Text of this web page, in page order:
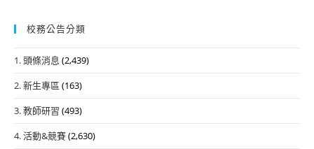
校務公告分類
1. 頭條消息 (2,439)
2. 新生專區 (163)
3. 教師研習 (493)
4. 活動&競賽(2,630)